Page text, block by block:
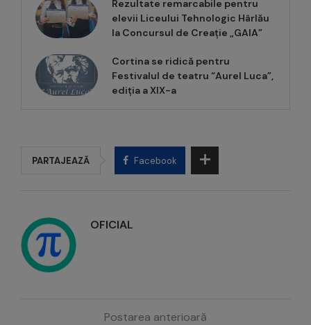
Rezultate remarcabile pentru
elevii Liceului Tehnologic Hârlău
la Concursul de Creație „GAIA”
Cortina se ridică pentru
Festivalul de teatru “Aurel Luca”,
ediția a XIX-a
PARTAJEAZĂ Facebook
OFICIAL
Postarea anterioară